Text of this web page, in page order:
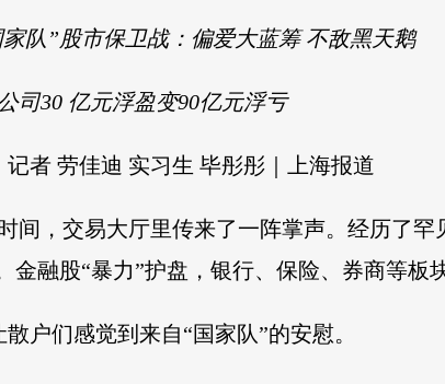
家队”股市保卫战：偏爱大蓝筹 不敌黑天鹅
司30 亿元浮盈变90亿元浮亏
记者 劳佳迪 实习生 毕彤彤｜上海报道
间，交易大厅里传来了一阵掌声。经历了
金融股“暴力”护盘，银行、保险、券商等板
户们感觉到来自“国家队”的安慰。